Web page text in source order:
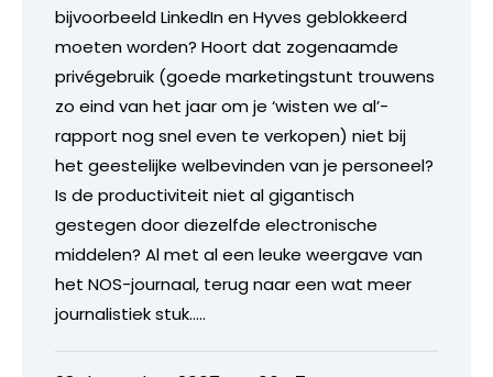
bijvoorbeeld LinkedIn en Hyves geblokkeerd
moeten worden? Hoort dat zogenaamde
privégebruik (goede marketingstunt trouwens
zo eind van het jaar om je ‘wisten we al’-
rapport nog snel even te verkopen) niet bij
het geestelijke welbevinden van je personeel?
Is de productiviteit niet al gigantisch
gestegen door diezelfde electronische
middelen? Al met al een leuke weergave van
het NOS-journaal, terug naar een wat meer
journalistiek stuk…..